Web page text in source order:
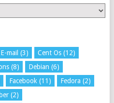
mail (3) Cent Os(12)
(8) Debian (6)
Facebook (11) Fedora (2)
(2)